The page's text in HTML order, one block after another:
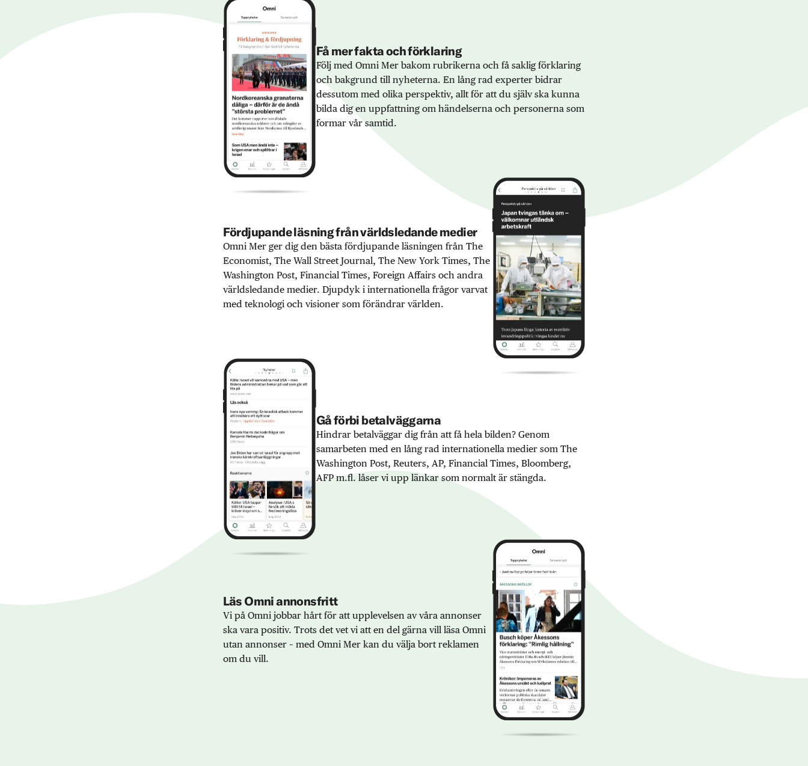
Få mer fakta och förklaring
Följ med Omni Mer bakom rubrikerna och få saklig förklaring
och bakgrund till nyheterna. En lång rad experter bidrar
dessutom med olika perspektiv, allt för att du själv ska kunna
bilda dig en uppfattning om händelserna och personerna som
formar vår samtid.
Fördjupande läsning från världsledande medier
Omni Mer ger dig den bästa fördjupande läsningen från The
Economist, The Wall Street Journal, The New York Times, The
Washington Post, Financial Times, Foreign Affairs och andra
världsledande medier. Djupdyk i internationella frågor varvat
med teknologi och visioner som förändrar världen.
Gå förbi betalväggarna
Hindrar betalväggar dig från att få hela bilden? Genom
samarbeten med en lång rad internationella medier som The
Washington Post, Reuters, AP, Financial Times, Bloomberg,
AFP m.fl. låser vi upp länkar som normalt är stängda.
Läs Omni annonsfritt
Vi på Omni jobbar hårt för att upplevelsen av våra annonser
ska vara positiv. Trots det vet vi att en del gärna vill läsa Omni
utan annonser – med Omni Mer kan du välja bort reklamen
om du vill.